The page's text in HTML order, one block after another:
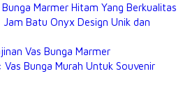
Marmer Hitam Yang Berkualitas
Jam Batu Onyx Design Unik dan
Vas Bunga Marmer
Vas Bunga Murah Untuk Souvenir